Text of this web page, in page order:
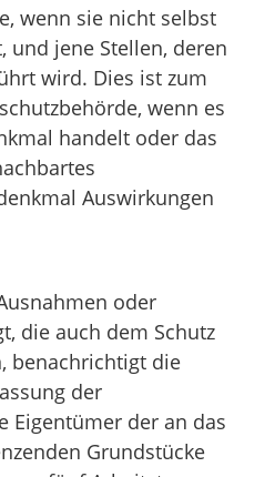
wenn sie nicht selbst
und jene Stellen, deren
wird. Dies ist zum
wenn es
handelt oder das
Auswirkungen
oder
die auch dem Schutz
benachrichtigt die
der
Eigentümer der an das
Grundstücke